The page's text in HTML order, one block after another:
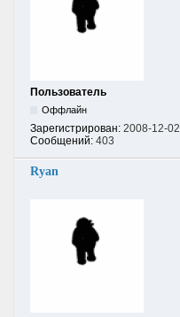
Пользователь
Оффлайн
Зарегистрирован: 2008-12-02
Сообщений: 403
Ryan